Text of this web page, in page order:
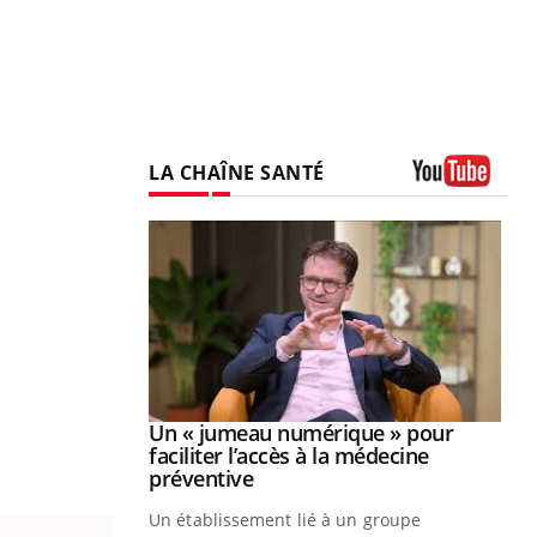
LA CHAÎNE SANTÉ
Youtube
Un « jumeau numérique » pour
faciliter l’accès à la médecine
préventiveYoutube
Un établissement lié à un groupe